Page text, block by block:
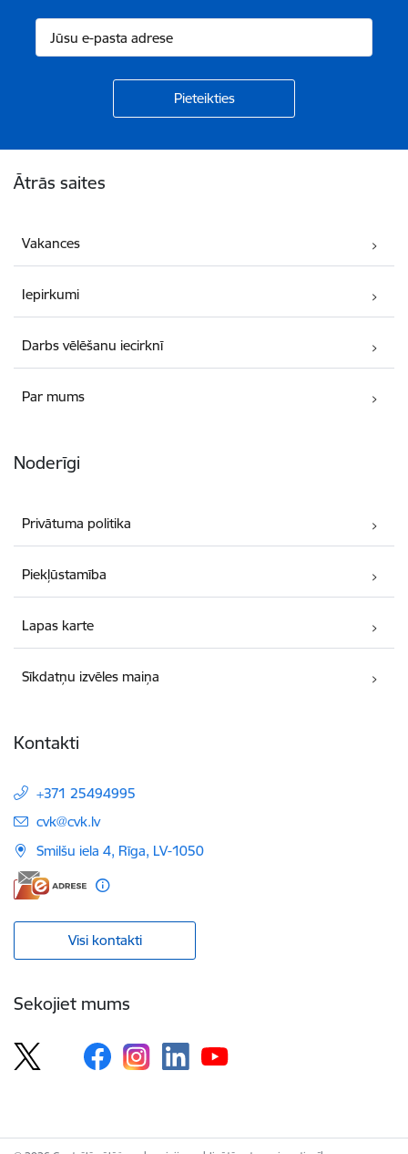
Ātrās saites
Vakances
Iepirkumi
Darbs vēlēšanu iecirknī
Par mums
Noderīgi
Privātuma politika
Piekļūstamība
Lapas karte
Sīkdatņu izvēles maiņa
Kontakti
+371 25494995
E-pasts:
cvk@cvk.lv
Smilšu iela 4, Rīga, LV-1050
Visi kontakti
Sekojiet mums